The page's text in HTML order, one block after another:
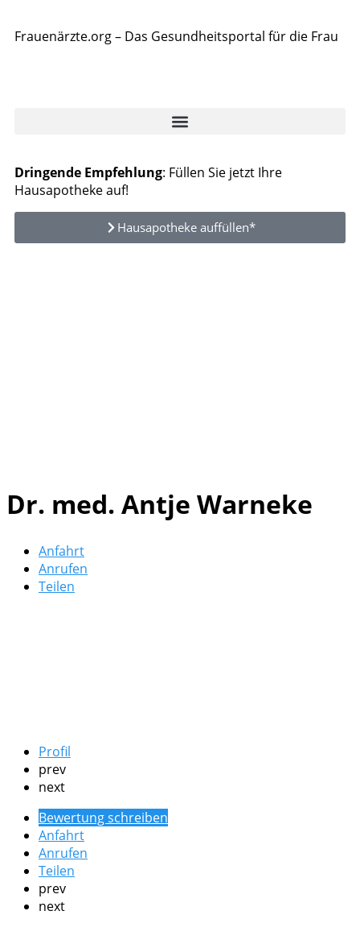
Frauenärzte.org – Das Gesundheitsportal für die Frau
Dringende Empfehlung: Füllen Sie jetzt Ihre
Hausapotheke auf!
Hausapotheke auffüllen*
Dr. med. Antje Warneke
Anfahrt
Anrufen
Teilen
Profil
prev
next
Bewertung schreiben
Anfahrt
Anrufen
Teilen
prev
next